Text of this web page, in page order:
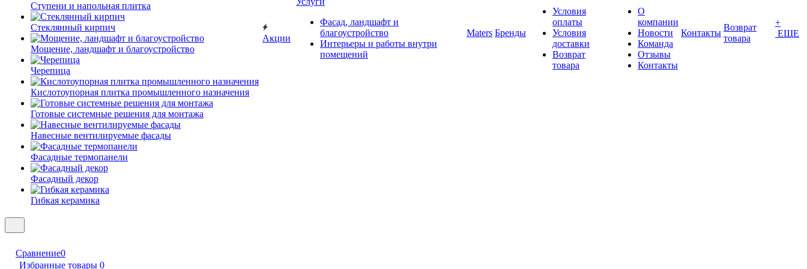
Ступени и напольная плитка
Cтеклянный кирпич
Мощение, ландшафт и благоустройство
Черепица
Кислотоупорная плитка промышленного назначения
Готовые системные решения для монтажа
Навесные вентилируемые фасады
Фасадные термопанели
Фасадный декор
Гибкая керамика
Акции
Фасад, ландшафт и
благоустройство
Интерьеры и работы внутри
помещений
Maters Бренды
Условия
оплаты
Условия
доставки
Возврат
товара
О
компании
Новости
Команда
Отзывы
Контакты
Контакты
Возврат
товара
+
ЕЩЕ
Сравнение0
Избранные товары 0